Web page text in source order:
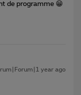
de programme 😁
year ago